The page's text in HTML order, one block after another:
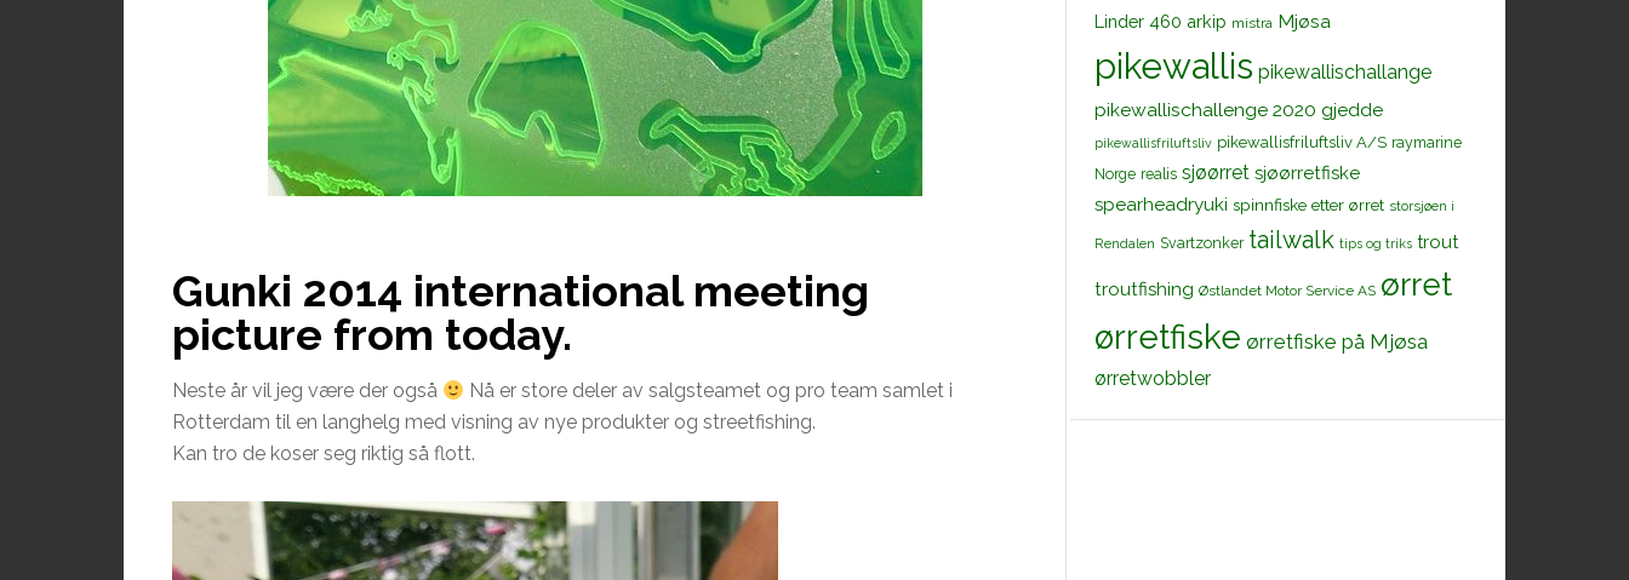
Gunki 2014 international meeting
picture from today.
Neste år vil jeg være der også
Nå er store deler av salgsteamet og pro team samlet i
Rotterdam til en langhelg med visning av nye produkter og streetfishing.
Kan tro de koser seg riktig så flott.
Linder 460 arkip mistra Mjøsa
pikewallis pikewallischallange
pikewallischallenge 2020 gjedde
pikewallisfriluftsliv pikewallisfriluftsliv A/S raymarine
Norge realis sjøørret sjøørretfiske
spearheadryuki spinnfiske etter ørret storsjøen i
Rendalen Svartzonker tailwalk tips og triks trout
troutfishing Østlandet Motor Service AS ørret
ørretfiske ørretfiske på Mjøsa
ørretwobbler